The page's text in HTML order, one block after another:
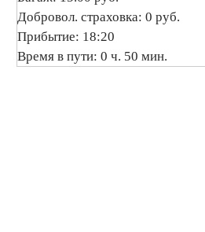
Добровол. страховка: 0 руб.
Прибытие: 18:20
Время в пути: 0 ч. 50 мин.